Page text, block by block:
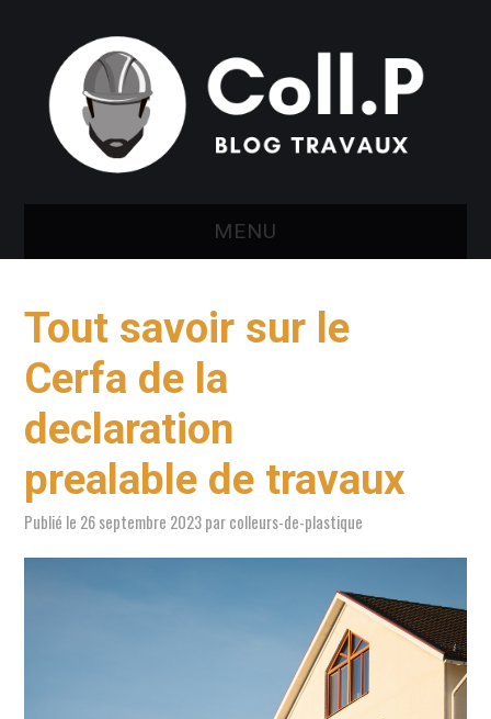
MENU
DÉCORATION ET
INTÉRIEUR
Tout savoir sur le
Cerfa de la
declaration
prealable de travaux
Publié le 26 septembre 2023parcolleurs-de-plastique